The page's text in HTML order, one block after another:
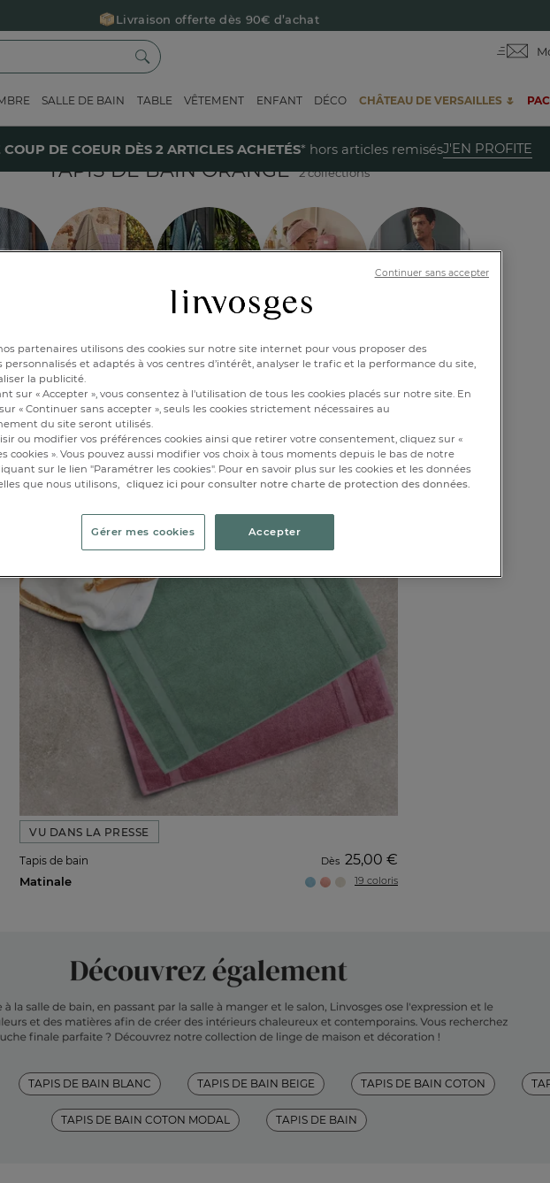
Livraison offerte dès 90€ d’achat
Retour offert avec Colissimo* !
Payez en 3x ou 4x sans frais avec Alma
Le parrainage Linvosges : offrez 15€, recevez 15€ ! Je découvre
-40% sur votre coup de coeur dès 2 articles achetés !
SALLE DE BAIN TABLE VÊTEMENT ENFANT DÉCO CHÂTEAU DE VERSAILLES 🌷
DE COEUR DÈS 2 ARTICLES ACHETÉS* hors articles remisésJ'EN PROFITE
TAPIS DE BAIN ORANGE 2 collections
Instants pour soi
Style
VU DANS LA PRESSE
Tapis de bain
Matinale
Dès 25,00 €
19 coloris
TAPIS DE BAIN BLANC TAPIS DE BAIN BEIGE TAPIS DE BAIN COTON
TAPIS DE BAIN COTON MODAL TAPIS DE BAIN
partenaires utilisons des cookies sur notre site internet pour vous proposer des
personnalisés et adaptés à vos centres d’intérêt, analyser le trafic et la performance du site,
la publicité.
sur « Accepter », vous consentez à l'utilisation de tous les cookies placés sur notre site. En
« Continuer sans accepter », seuls les cookies strictement nécessaires au
du site seront utilisés.
ou modifier vos préférences cookies ainsi que retirer votre consentement, cliquez sur «
cookies ». Vous pouvez aussi modifier vos choix à tous moments depuis le bas de notre
sur le lien "Paramétrer les cookies". Pour en savoir plus sur les cookies et les données
que nous utilisons,
cliquez ici pour consulter notre charte de protection des données.
Gérer mes cookies Accepter
Continuer sans accepter